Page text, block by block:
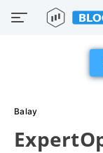
Balay